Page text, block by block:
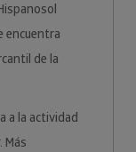
encuentra
de la
a la actividad
Más